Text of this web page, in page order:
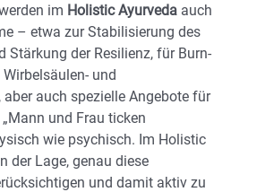
im Holistic Ayurveda auch
– etwa zur Stabilisierung des
Stärkung der Resilienz, für Burn-
und
aber auch spezielle Angebote für
und Frau ticken
wie psychisch. Im Holistic
der Lage, genau diese
und damit aktiv zu